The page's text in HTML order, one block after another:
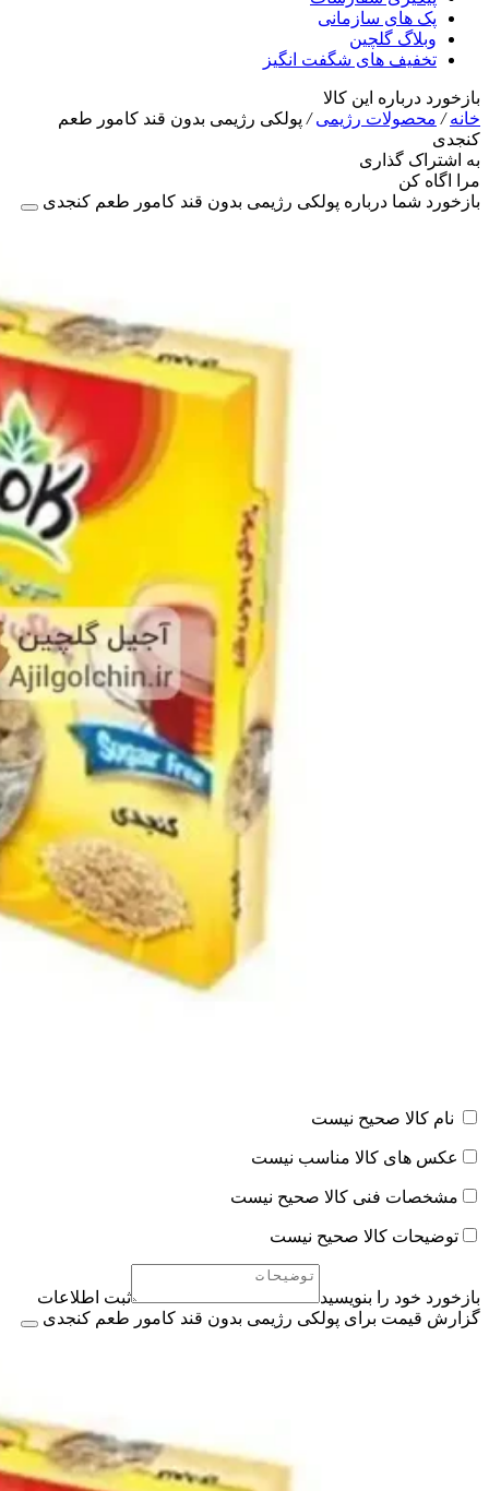
پک های سازمانی
وبلاگ گلچین
تخفیف های شگفت انگیز
بازخورد درباره این کالا
خانه/ محصولات رژیمی/ پولکی رژیمی بدون قند کامور طعم
کنجدی
به اشتراک گذاری
مرا اگاه کن
بازخورد شما درباره پولکی رژیمی بدون قند کامور طعم کنجدی
نام کالا صحیح نیست
عکس های کالا مناسب نیست
مشخصات فنی کالا صحیح نیست
توضیحات کالا صحیح نیست
بازخورد خود را بنویسید
ثبت اطلاعات
گزارش قیمت برای پولکی رژیمی بدون قند کامور طعم کنجدی